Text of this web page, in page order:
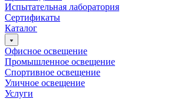
Испытательная лаборатория
Сертификаты
Каталог
Офисное освещение
Промышленное освещение
Спортивное освещение
Уличное освещение
Услуги